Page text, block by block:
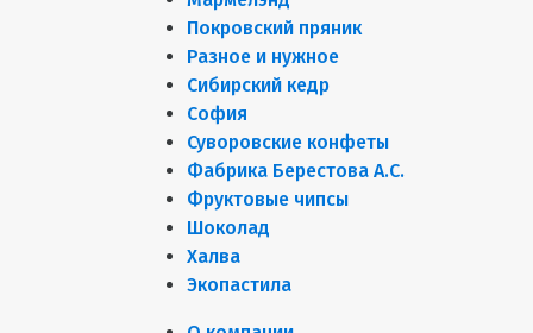
Покровский пряник
Разное и нужное
Сибирский кедр
София
Суворовские конфеты
Фабрика Берестова А.С.
Фруктовые чипсы
Шоколад
Халва
Экопастила